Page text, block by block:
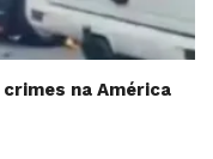
na América